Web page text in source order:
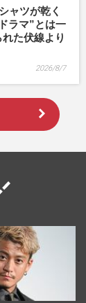
ャツが乾く
ラマ”とは一
た伏線より
2026/8/7